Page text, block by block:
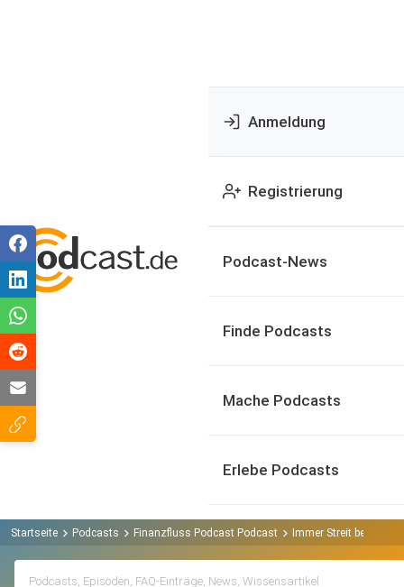
Anmeldung
Registrierung
Podcast-News
Finde Podcasts
Mache Podcasts
Erlebe Podcasts
Startseite Podcasts Finanzfluss Podcast Podcast Immer Streit beim